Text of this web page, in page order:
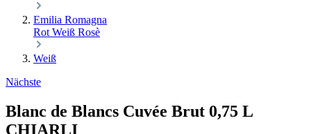
Emilia Romagna
Rot Weiß Rosè
Weiß
Nächste
Blanc de Blancs Cuvée Brut 0,75 L
CHIARLI